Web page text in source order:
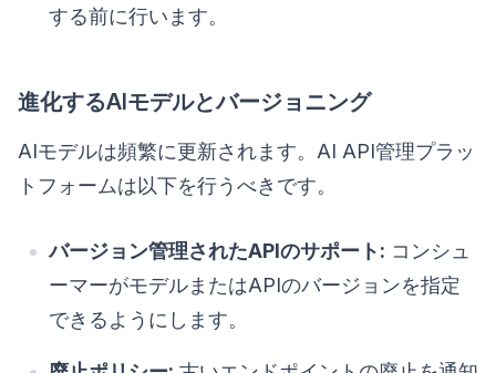
する前に行います。
進化するAIモデルとバージョニング
AIモデルは頻繁に更新されます。AI API管理プラッ
トフォームは以下を行うべきです。
バージョン管理されたAPIのサポート: コンシュ
ーマーがモデルまたはAPIのバージョンを指定
できるようにします。